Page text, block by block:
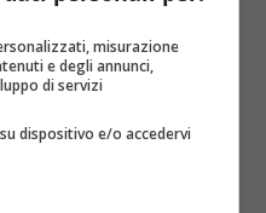
ancora Raggi –
altra procedura. Mi è
ex articolo 110, io
è pronunciata a
a cui sono stata
con una
misurazione
e degli annunci,
di servizi
dispositivo e/o accedervi